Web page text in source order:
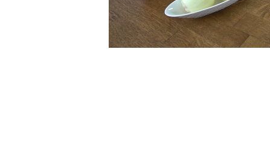
Sessiz
Yüklendi:
2.61%